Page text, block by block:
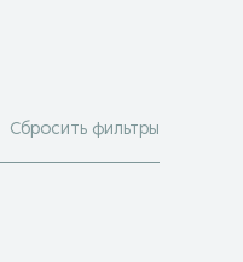
Сбросить фильтры